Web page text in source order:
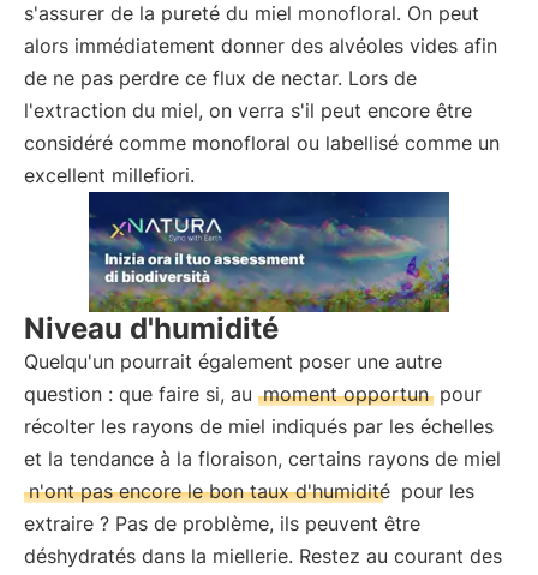
s'assurer de la pureté du miel monofloral. On peut
alors immédiatement donner des alvéoles vides afin
de ne pas perdre ce flux de nectar. Lors de
l'extraction du miel, on verra s'il peut encore être
considéré comme monofloral ou labellisé comme un
excellent millefiori.
Niveau d'humidité
Quelqu'un pourrait également poser une autre
question : que faire si, au moment opportun pour
récolter les rayons de miel indiqués par les échelles
et la tendance à la floraison, certains rayons de miel
n'ont pas encore le bon taux d'humidité pour les
extraire ? Pas de problème, ils peuvent être
déshydratés dans la miellerie. Restez au courant des